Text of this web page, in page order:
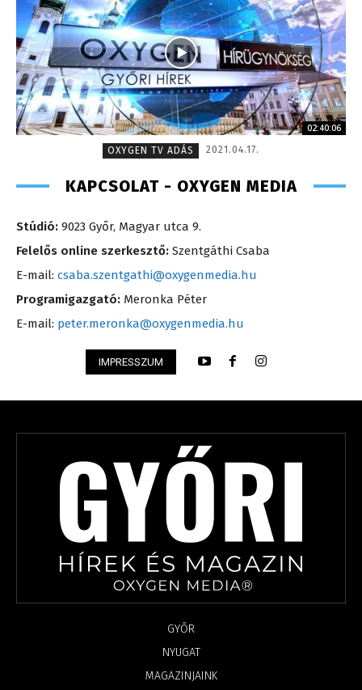
02:40:06
OXYGEN TV ADÁS
2021.04.17.
KAPCSOLAT - OXYGEN MEDIA
Stúdió: 9023 Győr, Magyar utca 9.
Felelős online szerkesztő: Szentgáthi Csaba
E-mail: csaba.szentgathi@oxygenmedia.hu
Programigazgató: Meronka Péter
E-mail: peter.meronka@oxygenmedia.hu
IMPRESSZUM
GYŐR
NYUGAT
MAGAZINJAINK